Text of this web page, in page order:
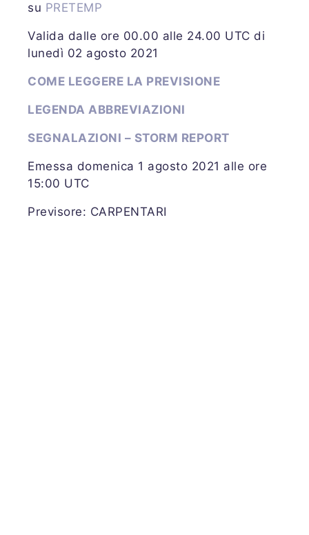
su PRETEMP
Valida dalle ore 00.00 alle 24.00 UTC di
lunedì 02 agosto 2021
COME LEGGERE LA PREVISIONE
LEGENDA ABBREVIAZIONI
SEGNALAZIONI – STORM REPORT
Emessa domenica 1 agosto 2021 alle ore
15:00 UTC
Previsore: CARPENTARI